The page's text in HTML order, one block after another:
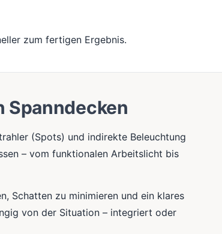
zum fertigen Ergebnis.
Spanndecken
(Spots) und indirekte Beleuchtung
– vom funktionalen Arbeitslicht bis
Schatten zu minimieren und ein klares
von der Situation – integriert oder